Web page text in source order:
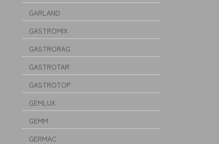
GARLAND
GASTROMIX
GASTRORAG
GASTROTAR
GASTROTOP
GEMLUX
GEMM
GERMAC